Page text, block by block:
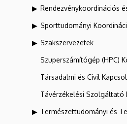
Rendezvénykoordinációs
Sporttudományi
Szakszervezetek
Szuperszámítógép (HPC)
Társadalmi és Civil
Távérzékelési Szolgáltató
Természettudományi és